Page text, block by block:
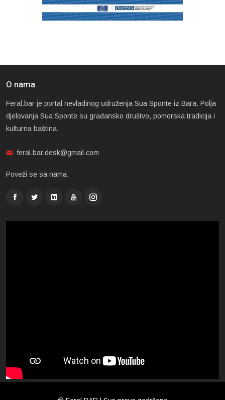
O nama
Feral.bar je portal nevladinog udruženja Sua Sponte iz Bara. Polja
djelovanja Sua Sponte su građansko društvo, pomorska tradicija i
kulturna baština.
feral.bar.desk@gmail.com
Poveži se sa nama: